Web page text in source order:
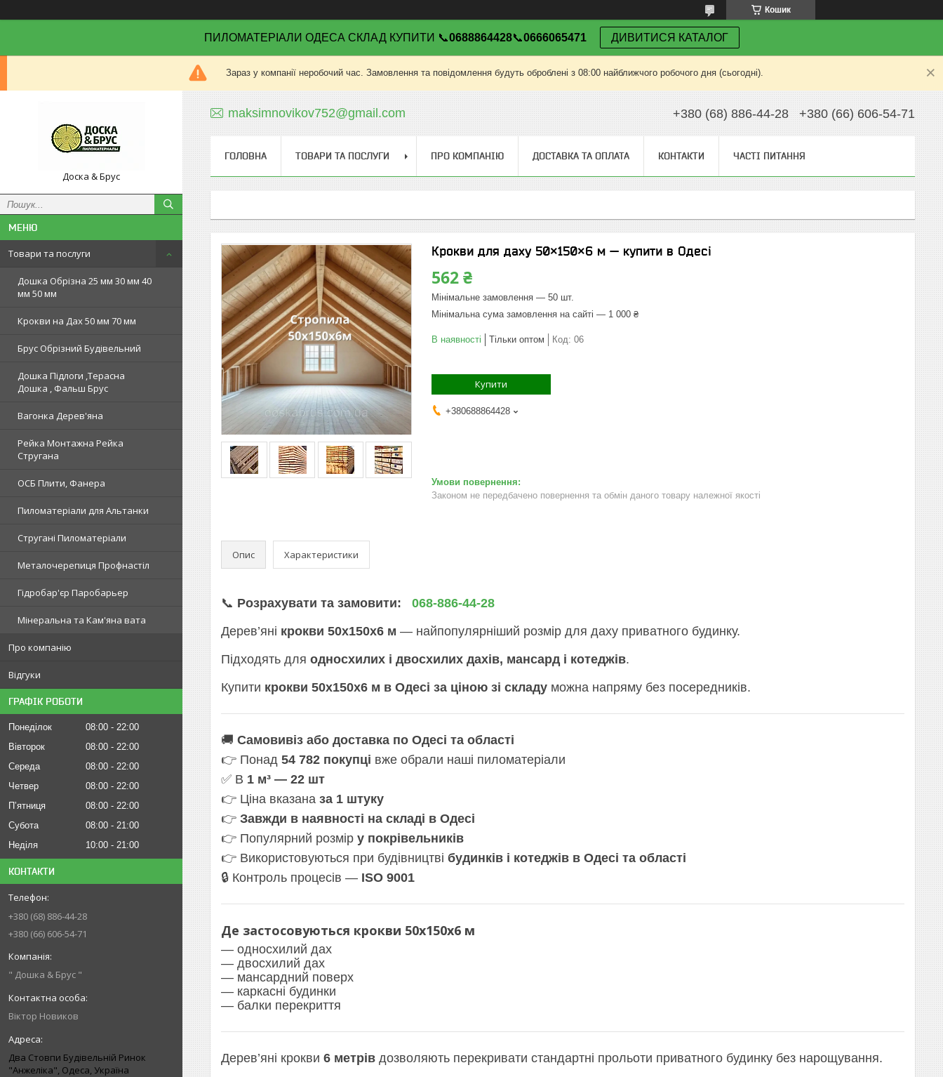
Кошик
ПИЛОМАТЕРІАЛИ ОДЕСА СКЛАД КУПИТИ 📞0688864428📞0666065471 ДИВИТИСЯ КАТАЛОГ
Зараз у компанії неробочий час. Замовлення та повідомлення будуть оброблені з 08:00 найближчого робочого дня (сьогодні).
Доска & Брус
Товари та послуги
Дошка Обрізна 25 мм 30 мм 40
мм 50 мм
Крокви на Дах 50 мм 70 мм
Брус Обрізний Будівельний
Дошка Підлоги ,Терасна
Дошка , Фальш Брус
Вагонка Дерев'яна
Рейка Монтажна Рейка
Стругана
ОСБ Плити, Фанера
Пиломатеріали для Альтанки
Стругані Пиломатеріали
Металочерепиця Профнастіл
Гідробар'єр Паробарьер
Мінеральна та Кам'яна вата
Про компанію
Відгуки
ГРАФІК РОБОТИ
Понеділок 08:00
22:00
Вівторок
08:00
22:00
Середа
08:00
22:00
Четвер
08:00
22:00
Пʼятниця
08:00
22:00
Субота
08:00
21:00
Неділя
10:00 21:00
КОНТАКТИ
+380 (68) 886-44-28
+380 (66) 606-54-71
" Дошка & Брус "
Віктор Новиков
Два Стовпи Будівельній Ринок
"Анжеліка", Одеса, Україна
maksimnovikov752@gmail.com +380 (68) 886-44-28 +380 (66) 606-54-71
ГОЛОВНА ТОВАРИ ТА ПОСЛУГИ ПРО КОМПАНІЮ ДОСТАВКА ТА ОПЛАТА КОНТАКТИ ЧАСТІ ПИТАННЯ
Крокви для даху 50×150×6 м — купити в Одесі
562 ₴
Мінімальне замовлення — 50 шт.
Мінімальна сума замовлення на сайті — 1 000 ₴
В наявності Тільки оптом Код: 06
Купити
+380688864428
Законом не передбачено повернення та обмін даного товару належної якості
Опис Характеристики
📞 Розрахувати та замовити:
068-886-44-28
Дерев’яні крокви 50х150х6 м — найпопулярніший розмір для даху приватного будинку.
Підходять для односхилих і двосхилих дахів, мансард і котеджів.
Купити крокви 50х150х6 м в Одесі за ціною зі складу можна напряму без посередників.
🚚 Самовивіз або доставка по Одесі та області
👉 Понад 54 782 покупці вже обрали наші пиломатеріали
✅ В 1 м³ — 22 шт
👉 Ціна вказана за 1 штуку
👉 Завжди в наявності на складі в Одесі
👉 Популярний розмір у покрівельників
👉 Використовуються при будівництві будинків і котеджів в Одесі та області
🔒 Контроль процесів — ISO 9001
Де застосовуються крокви 50х150х6 м
— односхилий дах
— двосхилий дах
— мансардний поверх
— каркасні будинки
— балки перекриття
Дерев’яні крокви 6 метрів дозволяють перекривати стандартні прольоти приватного будинку без нарощування.